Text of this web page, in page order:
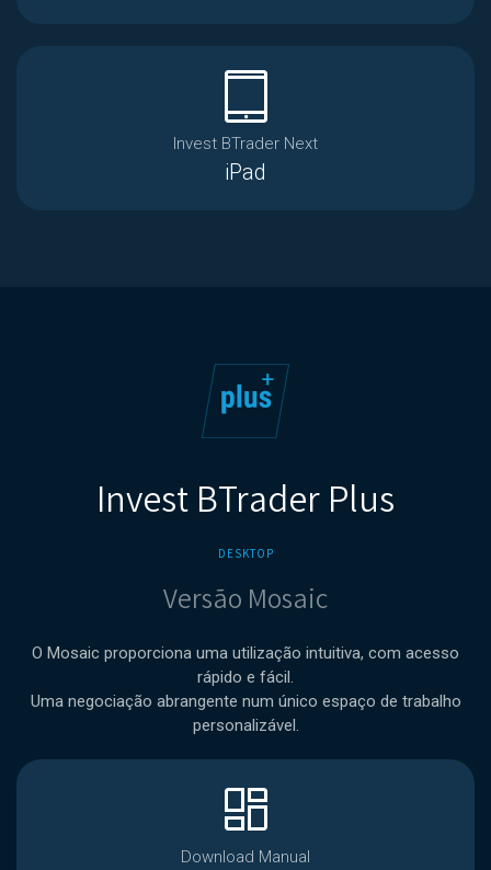
tablet_mac
Invest BTrader Next
iPad
Invest BTrader Plus
DESKTOP
Versão Mosaic
O Mosaic proporciona uma utilização intuitiva, com acesso
rápido e fácil.
Uma negociação abrangente num único espaço de trabalho
personalizável.
browse
Download Manual